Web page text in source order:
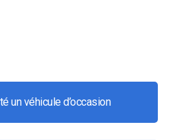
un véhicule d’occasion